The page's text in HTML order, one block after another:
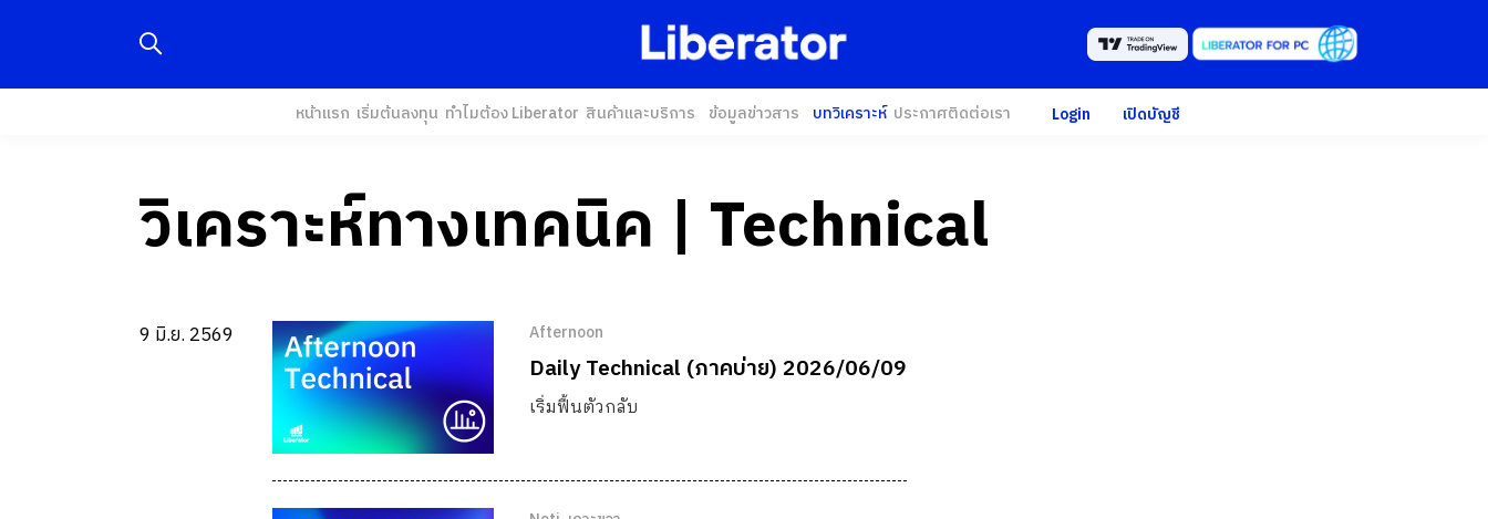
หน้าแรก เริ่มต้นลงทุน ทำไมต้อง Liberator สินค้าและบริการ ข้อมูลข่าวสาร บทวิเคราะห์ ประกาศติดต่อเรา Login เปิดบัญชี
วิเคราะห์ทางเทคนิค | Technical
9 มิ.ย. 2569 Afternoon
Daily Technical (ภาคบ่าย) 2026/06/09
เริ่มฟื้นตัวกลับ